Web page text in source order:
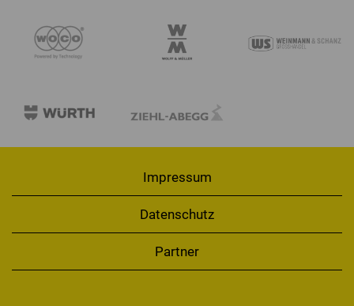
Impressum
Datenschutz
Partner